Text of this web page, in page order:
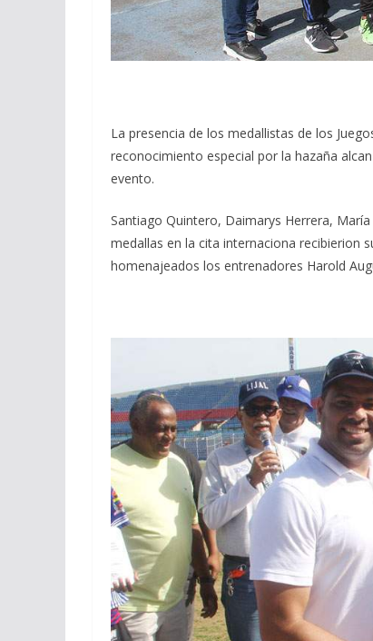
La presencia de los medallistas de los
reconocimiento especial por la hazaña
evento.
Santiago Quintero, Daimarys Herrera,
medallas en la cita internaciona recibierion
homenajeados los entrenadores Harold